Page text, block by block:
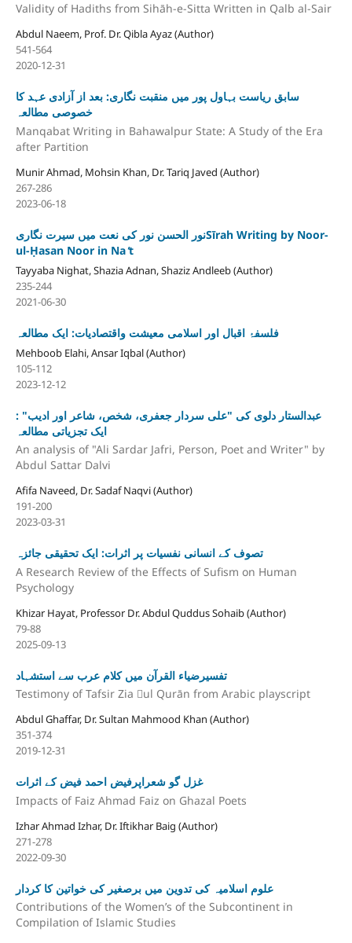
Validity of Hadiths from Sihāh-e-Sitta Written in Qalb al-Sair
Abdul Naeem, Prof. Dr. Qibla Ayaz (Author)
541-564
2020-12-31
سابق ریاست بہاول پور میں منقبت نگاری: بعد از آزادی عہد کا
خصوصی مطالعہ
Manqabat Writing in Bahawalpur State: A Study of the Era
after Partition
Munir Ahmad, Mohsin Khan, Dr. Tariq Javed (Author)
267-286
2023-06-18
نور الحسن نور کی نعت میں سیرت نگاریSīrah Writing by Noor-
ul-Ḥasan Noor in Na ̒t
Tayyaba Nighat, Shazia Adnan, Shaziz Andleeb (Author)
235-244
2021-06-30
فلسفۂ اقبال اور اسلامی معیشت واقتصادیات: ایک مطالعہ
Mehboob Elahi, Ansar Iqbal (Author)
105-112
2023-12-12
عبدالستار دلوی کی "علی سردار جعفری، شخص، شاعر اور ادیب" :
ایک تجزیاتی مطالعہ
An analysis of "Ali Sardar Jafri, Person, Poet and Writer" by
Abdul Sattar Dalvi
Afifa Naveed, Dr. Sadaf Naqvi (Author)
191-200
2023-03-31
تصوف کے انسانی نفسیات پر اثرات: ایک تحقیقی جائزہ
A Research Review of the Effects of Sufism on Human
Psychology
Khizar Hayat, Professor Dr. Abdul Quddus Sohaib (Author)
79-88
2025-09-13
تفسیرضیاء القرآن میں کلام عرب سے استشہاد
Testimony of Tafsir Zia ul Qurān from Arabic playscript
Abdul Ghaffar, Dr. Sultan Mahmood Khan (Author)
351-374
2019-12-31
غزل گو شعراپرفیض احمد فیض کے اثرات
Impacts of Faiz Ahmad Faiz on Ghazal Poets
Izhar Ahmad Izhar, Dr. Iftikhar Baig (Author)
271-278
2022-09-30
علوم اسلامیہ کی تدوین میں برصغیر کی خواتین کا کردار
Contributions of the Women’s of the Subcontinent in
Compilation of Islamic Studies